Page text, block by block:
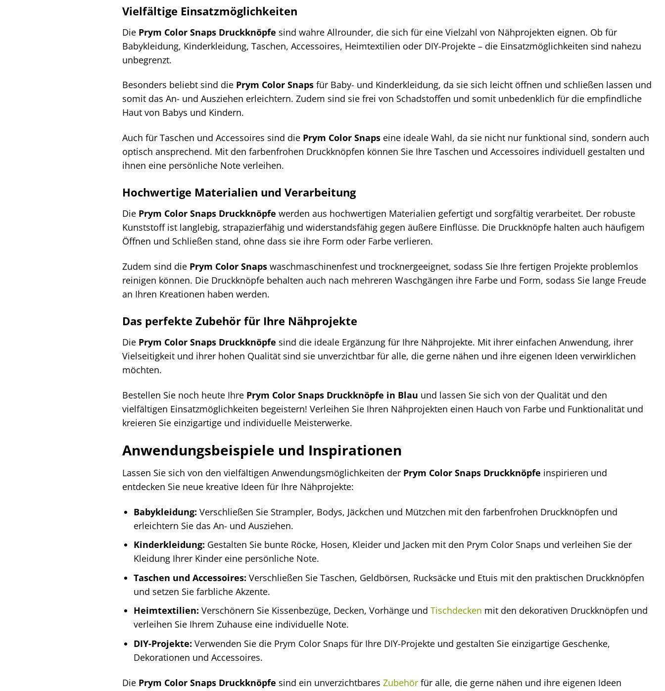
Vielfältige Einsatzmöglichkeiten
Die Prym Color Snaps Druckknöpfe sind wahre Allrounder, die sich für eine Vielzahl von Nähprojekten eignen. Ob für
Babykleidung, Kinderkleidung, Taschen, Accessoires, Heimtextilien oder DIY-Projekte – die Einsatzmöglichkeiten sind nahezu
unbegrenzt.
Besonders beliebt sind die Prym Color Snaps für Baby- und Kinderkleidung, da sie sich leicht öffnen und schließen lassen und
somit das An- und Ausziehen erleichtern. Zudem sind sie frei von Schadstoffen und somit unbedenklich für die empfindliche
Haut von Babys und Kindern.
Auch für Taschen und Accessoires sind die Prym Color Snaps eine ideale Wahl, da sie nicht nur funktional sind, sondern auch
optisch ansprechend. Mit den farbenfrohen Druckknöpfen können Sie Ihre Taschen und Accessoires individuell gestalten und
ihnen eine persönliche Note verleihen.
Hochwertige Materialien und Verarbeitung
Die Prym Color Snaps Druckknöpfe werden aus hochwertigen Materialien gefertigt und sorgfältig verarbeitet. Der robuste
Kunststoff ist langlebig, strapazierfähig und widerstandsfähig gegen äußere Einflüsse. Die Druckknöpfe halten auch häufigem
Öffnen und Schließen stand, ohne dass sie ihre Form oder Farbe verlieren.
Zudem sind die Prym Color Snaps waschmaschinenfest und trocknergeeignet, sodass Sie Ihre fertigen Projekte problemlos
reinigen können. Die Druckknöpfe behalten auch nach mehreren Waschgängen ihre Farbe und Form, sodass Sie lange Freude
an Ihren Kreationen haben werden.
Das perfekte Zubehör für Ihre Nähprojekte
Die Prym Color Snaps Druckknöpfe sind die ideale Ergänzung für Ihre Nähprojekte. Mit ihrer einfachen Anwendung, ihrer
Vielseitigkeit und ihrer hohen Qualität sind sie unverzichtbar für alle, die gerne nähen und ihre eigenen Ideen verwirklichen
möchten.
Bestellen Sie noch heute Ihre Prym Color Snaps Druckknöpfe in Blau und lassen Sie sich von der Qualität und den
vielfältigen Einsatzmöglichkeiten begeistern! Verleihen Sie Ihren Nähprojekten einen Hauch von Farbe und Funktionalität und
kreieren Sie einzigartige und individuelle Meisterwerke.
Anwendungsbeispiele und Inspirationen
Lassen Sie sich von den vielfältigen Anwendungsmöglichkeiten der Prym Color Snaps Druckknöpfe inspirieren und
entdecken Sie neue kreative Ideen für Ihre Nähprojekte:
Babykleidung: Verschließen Sie Strampler, Bodys, Jäckchen und Mützchen mit den farbenfrohen Druckknöpfen und
erleichtern Sie das An- und Ausziehen.
Kinderkleidung: Gestalten Sie bunte Röcke, Hosen, Kleider und Jacken mit den Prym Color Snaps und verleihen Sie der
Kleidung Ihrer Kinder eine persönliche Note.
Taschen und Accessoires: Verschließen Sie Taschen, Geldbörsen, Rucksäcke und Etuis mit den praktischen Druckknöpfen
und setzen Sie farbliche Akzente.
Heimtextilien: Verschönern Sie Kissenbezüge, Decken, Vorhänge und Tischdecken mit den dekorativen Druckknöpfen und
verleihen Sie Ihrem Zuhause eine individuelle Note.
DIY-Projekte: Verwenden Sie die Prym Color Snaps für Ihre DIY-Projekte und gestalten Sie einzigartige Geschenke,
Dekorationen und Accessoires.
Die Prym Color Snaps Druckknöpfe sind ein unverzichtbares Zubehör für alle, die gerne nähen und ihre eigenen Ideen